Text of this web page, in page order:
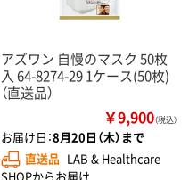
アズワン 自慢のマスク 50枚
入 64-8274-29 1ケース(50枚)
（直送品）
￥9,900（税込）
お届け日：8月20日（木）まで
直送品 LAB & Healthcare
SHOPからお届け